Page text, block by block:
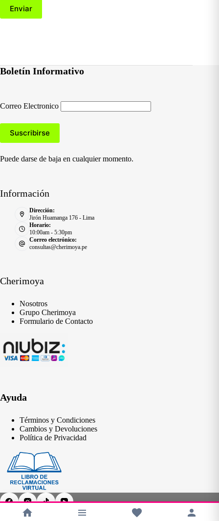
Enviar
Boletín Informativo
Correo Electronico
Puede darse de baja en cualquier momento.
Información
Dirección:
Jirón Huamanga 176 - Lima
Horario:
10:00am - 5:30pm
Correo electrónico:
consultas@cherimoya.pe
Cherimoya
Nosotros
Grupo Cherimoya
Formulario de Contacto
Ayuda
Términos y Condiciones
Cambios y Devoluciones
Política de Privacidad